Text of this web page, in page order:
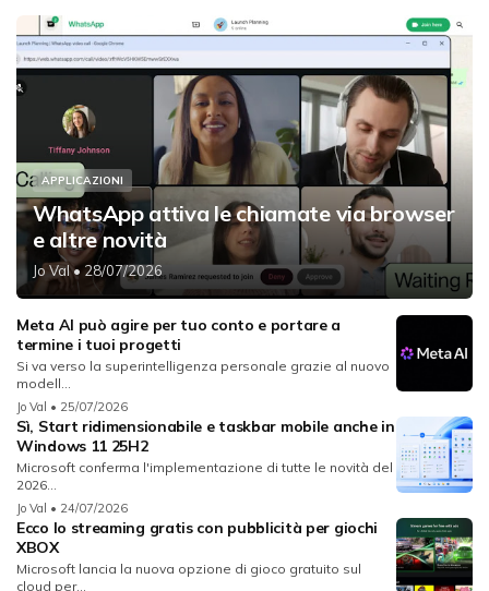
APPLICAZIONI
WhatsApp attiva le chiamate via browser
e altre novità
Jo Val• 28/07/2026
Meta AI può agire per tuo conto e portare a
termine i tuoi progetti
Si va verso la superintelligenza personale grazie al nuovo
modell...
Jo Val • 25/07/2026
Sì, Start ridimensionabile e taskbar mobile anche in
Windows 11 25H2
Microsoft conferma l'implementazione di tutte le novità del
2026...
Jo Val • 24/07/2026
Ecco lo streaming gratis con pubblicità per giochi
XBOX
Microsoft lancia la nuova opzione di gioco gratuito sul
cloud per...